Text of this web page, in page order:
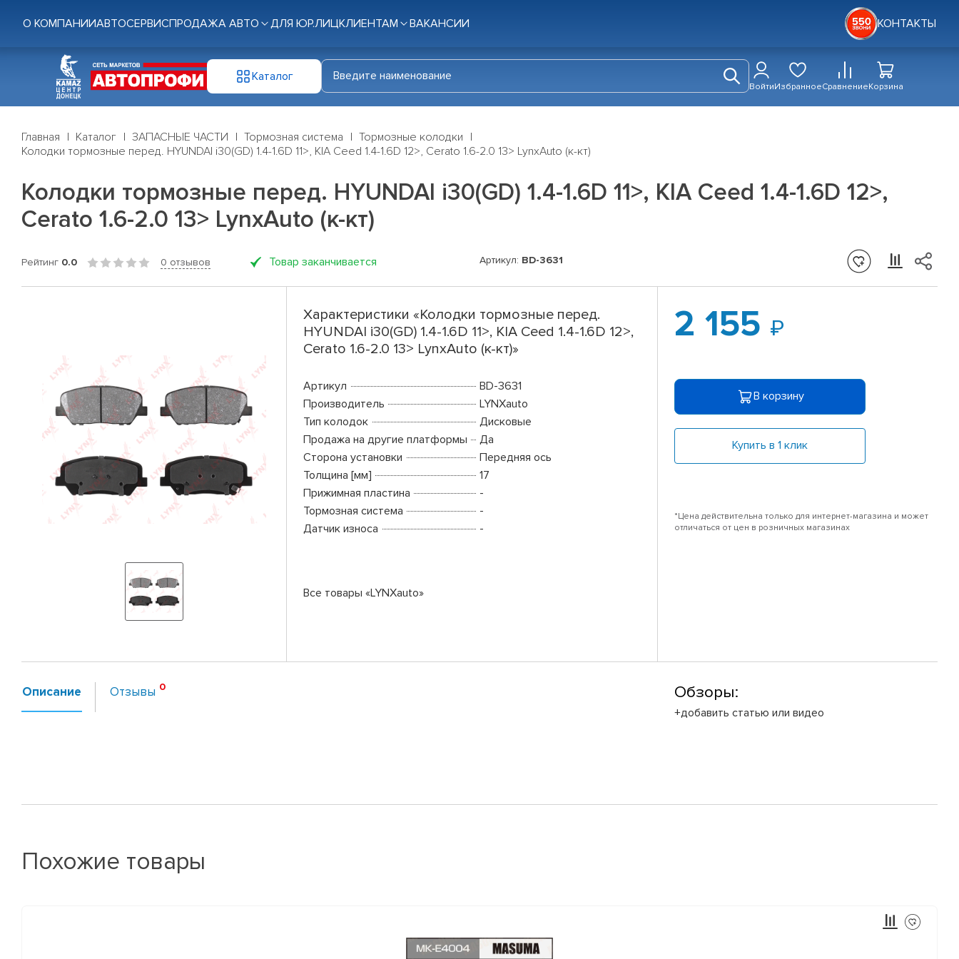
О КОМПАНИИАВТОСЕРВИСПРОДАЖА АВТО ДЛЯ ЮР.ЛИЦКЛИЕНТАМ ВАКАНСИИ КОНТАКТЫ
Каталог
ВойтиИзбранноеСравнениеКорзина
Главная Каталог ЗАПАСНЫЕ ЧАСТИ Тормозная система
Тормозные колодки
Колодки тормозные перед. HYUNDAI i30(GD) 1.4-1.6D 11>, KIA Ceed 1.4-1.6D 12>, Cerato 1.6-2.0 13> LynxAuto (к-кт)
Колодки тормозные перед. HYUNDAI i30(GD) 1.4-1.6D 11>, KIA Ceed 1.4-1.6D 12>,
Cerato 1.6-2.0 13> LynxAuto (к-кт)
Рейтинг 0.0 0 отзывов Товар заканчивается Артикул: BD-3631
Характеристики «Колодки тормозные перед.
HYUNDAI i30(GD) 1.4-1.6D 11>, KIA Ceed 1.4-1.6D 12>,
Cerato 1.6-2.0 13> LynxAuto (к-кт)»
Артикул
BD-3631
Производитель
LYNXauto
Тип колодок
Дисковые
Продажа на другие платформы
Да
Сторона установки
Передняя ось
Толщина [мм]
17
Прижимная пластина
-
Тормозная система
-
Датчик износа
-
Все товары «LYNXauto»
2 155
В корзину
Купить в 1 клик
*Цена действительна только для интернет-магазина и может
отличаться от цен в розничных магазинах
Описание Отзывы Обзоры:
+добавить статью или видео
Похожие товары